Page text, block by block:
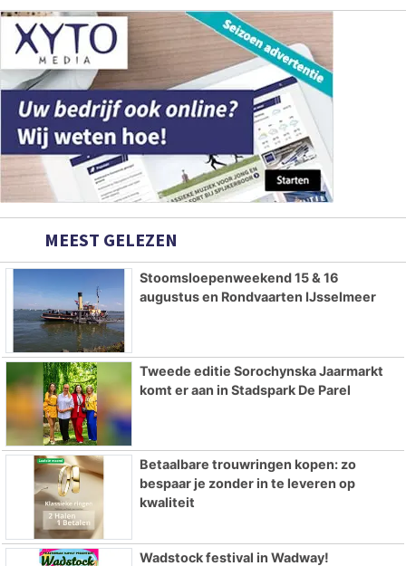
MEEST GELEZEN
Stoomsloepenweekend 15 & 16
augustus en Rondvaarten IJsselmeer
Tweede editie Sorochynska Jaarmarkt
komt er aan in Stadspark De Parel
Betaalbare trouwringen kopen: zo
bespaar je zonder in te leveren op
kwaliteit
Wadstock festival in Wadway!